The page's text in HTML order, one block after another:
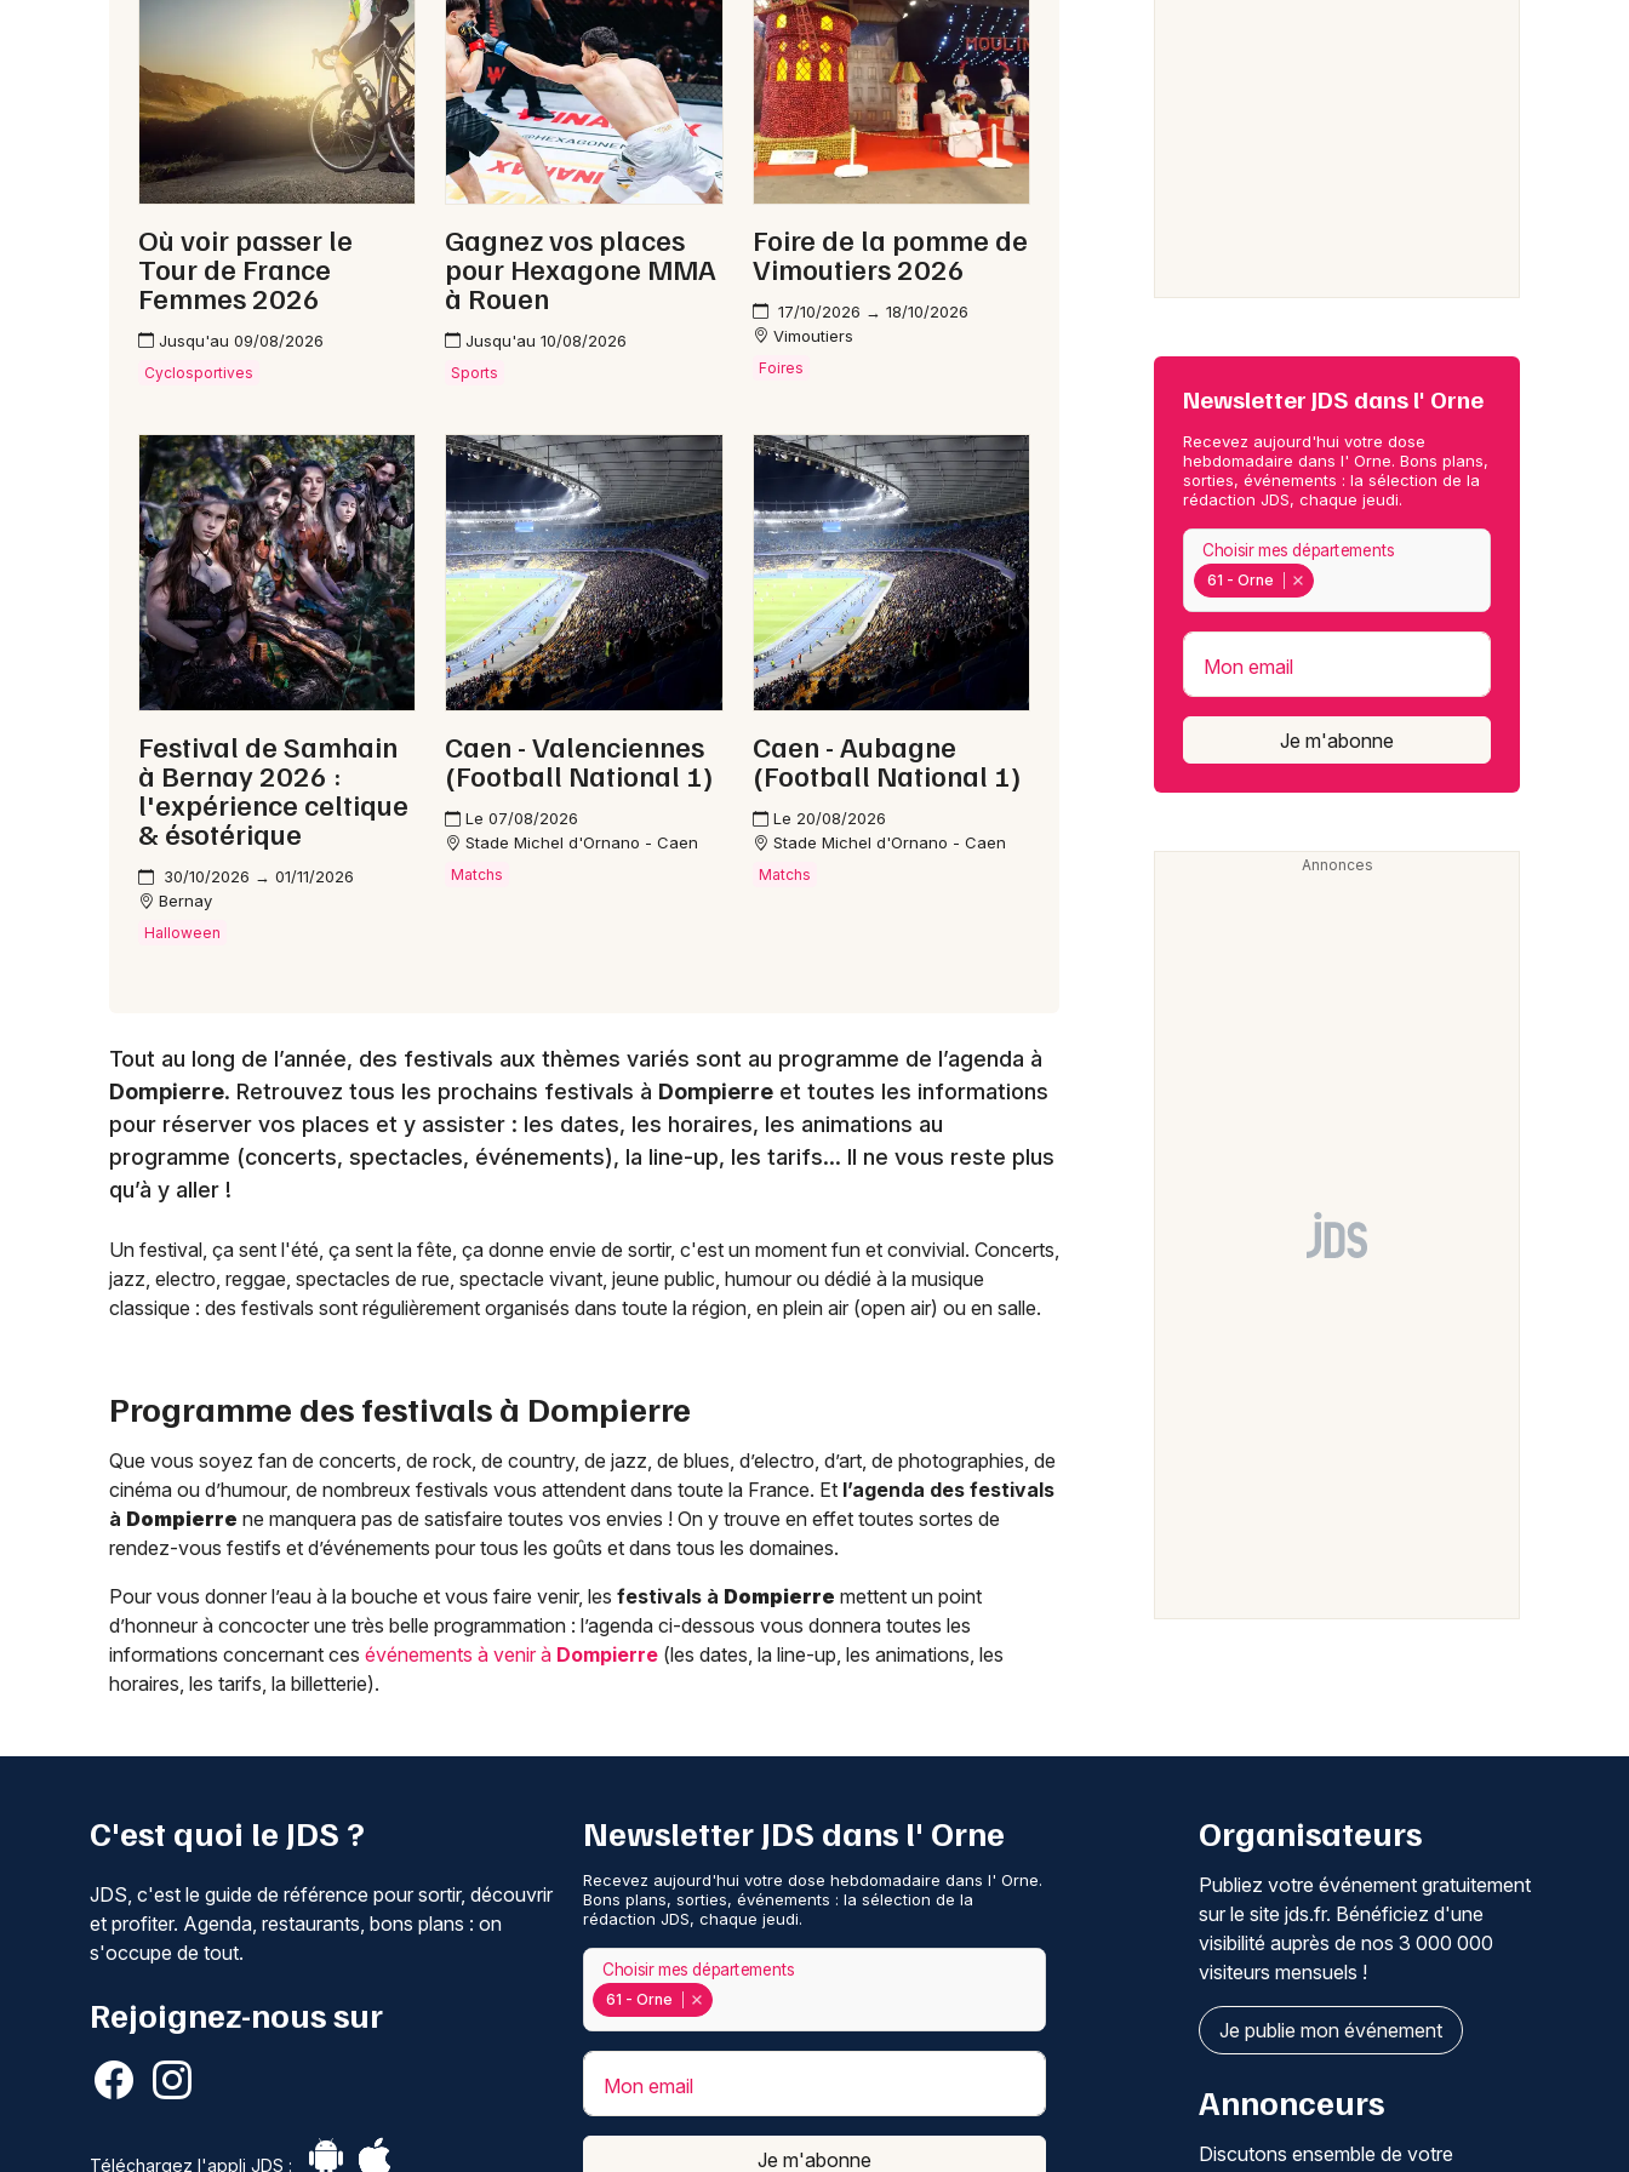
Newsletter des sorties
Artistes en tournée
Actus dans l' Orne
Magazine dans l' Orne
61 - Orne
Choisir mes départements
Mon email
Je m'abonne
Où voir passer le
Tour de France
Femmes 2026
Jusqu'au 09/08/2026
Cyclosportives
Gagnez vos places
pour Hexagone MMA
à Rouen
Jusqu'au 10/08/2026
Sports
Foire de la pomme de
Vimoutiers 2026
17/10/2026 → 18/10/2026
Vimoutiers
Foires
Festival de Samhain
à Bernay 2026 :
l'expérience celtique
& ésotérique
30/10/2026 → 01/11/2026
Bernay
Halloween
Caen - Valenciennes
(Football National 1)
Le 07/08/2026
Stade Michel d'Ornano - Caen
Matchs
Caen - Aubagne
(Football National 1)
Le 20/08/2026
Stade Michel d'Ornano - Caen
Matchs
Tout au long de l’année, des festivals aux thèmes variés sont au programme de l’agenda à
Dompierre. Retrouvez tous les prochains festivals à Dompierre et toutes les informations
pour réserver vos places et y assister : les dates, les horaires, les animations au
programme (concerts, spectacles, événements), la line-up, les tarifs… Il ne vous reste plus
qu’à y aller !
Un festival, ça sent l'été, ça sent la fête, ça donne envie de sortir, c'est un moment fun et convivial. Concerts,
jazz, electro, reggae, spectacles de rue, spectacle vivant, jeune public, humour ou dédié à la musique
classique : des festivals sont régulièrement organisés dans toute la région, en plein air (open air) ou en salle.
Programme des festivals à Dompierre
Que vous soyez fan de concerts, de rock, de country, de jazz, de blues, d’electro, d’art, de photographies, de
cinéma ou d’humour, de nombreux festivals vous attendent dans toute la France. Et l’agenda des festivals
à Dompierre ne manquera pas de satisfaire toutes vos envies ! On y trouve en effet toutes sortes de
rendez-vous festifs et d’événements pour tous les goûts et dans tous les domaines.
Pour vous donner l’eau à la bouche et vous faire venir, les festivals à Dompierre mettent un point
d’honneur à concocter une très belle programmation : l’agenda ci-dessous vous donnera toutes les
informations concernant ces événements à venir à Dompierre (les dates, la line-up, les animations, les
horaires, les tarifs, la billetterie).
Newsletter JDS dans l' Orne
Recevez aujourd'hui votre dose
hebdomadaire dans l' Orne. Bons plans,
sorties, événements : la sélection de la
rédaction JDS, chaque jeudi.
61 - Orne
Choisir mes départements
Mon email
Je m'abonne
C'est quoi le JDS ?
JDS, c'est le guide de référence pour sortir, découvrir
et profiter. Agenda, restaurants, bons plans : on
s'occupe de tout.
Rejoignez-nous sur
Téléchargez l'appli JDS :
Newsletter JDS dans l' Orne
Recevez aujourd'hui votre dose hebdomadaire dans l' Orne.
Bons plans, sorties, événements : la sélection de la
rédaction JDS, chaque jeudi.
61 - Orne
Choisir mes départements
Mon email
Je m'abonne
Organisateurs
Publiez votre événement gratuitement
sur le site jds.fr. Bénéficiez d'une
visibilité auprès de nos 3 000 000
visiteurs mensuels !
Je publie mon événement
Annonceurs
Discutons ensemble de votre